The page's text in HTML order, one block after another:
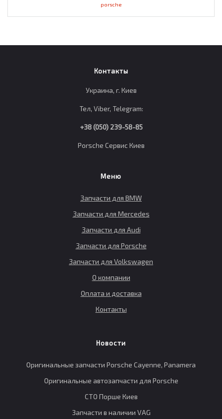
porsche
Контакты
Украина, г. Киев
Тел, Viber, Telegram:
+38 (050) 239-58-85
Porsche Сервис Киев
Меню
Запчасти для BMW
Запчасти для Mercedes
Запчасти для Audi
Запчасти для Porsche
Запчасти для Volkswagen
О компании
Оплата и доставка
Контакты
Новости
Оригинальные запчасти Porsche Cayenne, Panamera
Оригинальные автозапчасти для Porsche
СТО Порше Киев
Запчасти в наличии VAG